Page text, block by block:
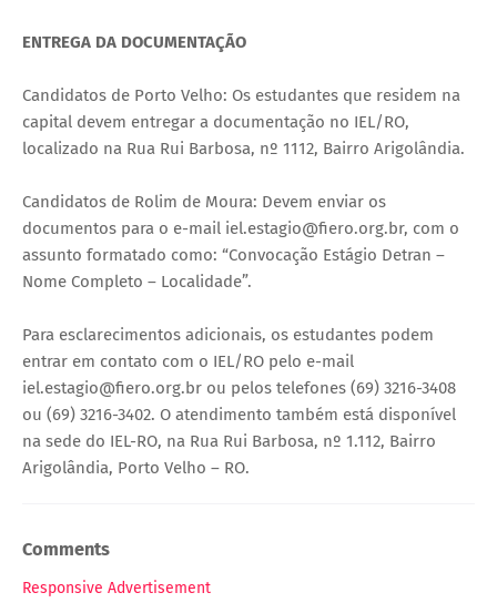
ENTREGA DA DOCUMENTAÇÃO
Candidatos de Porto Velho: Os estudantes que residem na
capital devem entregar a documentação no IEL/RO,
localizado na Rua Rui Barbosa, nº 1112, Bairro Arigolândia.
Candidatos de Rolim de Moura: Devem enviar os
documentos para o e-mail iel.estagio@fiero.org.br, com o
assunto formatado como: “Convocação Estágio Detran –
Nome Completo – Localidade”.
Para esclarecimentos adicionais, os estudantes podem
entrar em contato com o IEL/RO pelo e-mail
iel.estagio@fiero.org.br ou pelos telefones (69) 3216-3408
ou (69) 3216-3402. O atendimento também está disponível
na sede do IEL-RO, na Rua Rui Barbosa, nº 1.112, Bairro
Arigolândia, Porto Velho – RO.
Comments
Responsive Advertisement